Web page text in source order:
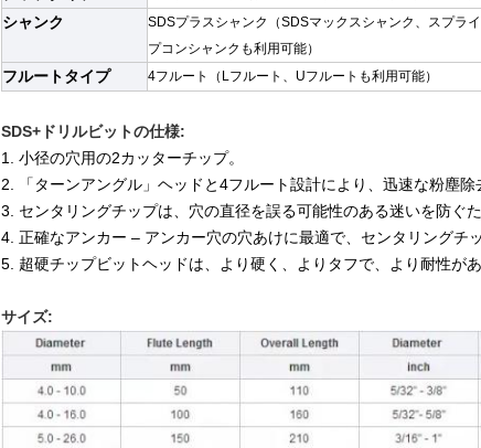
シャンク
SDSプラスシャンク（SDSマックスシャンク、スプラ
プコンシャンクも利用可能）
フルートタイプ 4フルート（Lフルート、Uフルートも利用可能）
SDS+ドリルビットの仕様:
1. 小径の穴用の2カッターチップ。
2. 「ターンアングル」ヘッドと4フルート設計により、迅速な粉塵
3. センタリングチップは、穴の直径を誤る可能性のある迷いを防ぐ
4. 正確なアンカー – アンカー穴の穴あけに最適で、センタリングチ
5. 超硬チップビットヘッドは、より硬く、よりタフで、より耐性があ
サイズ: